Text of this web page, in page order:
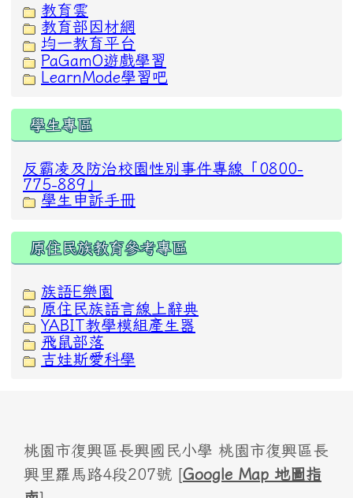
教育雲
教育部因材網
均一教育平台
PaGamO遊戲學習
LearnMode學習吧
學生專區
反霸凌及防治校園性別事件專線「0800-
775-889」
學生申訴手冊
原住民族教育參考專區
族語E樂園
原住民族語言線上辭典
YABIT教學模組產生器
飛鼠部落
吉娃斯愛科學
桃園市復興區長興國民小學 桃園市復興區長
興里羅馬路4段207號 [Google Map 地圖指